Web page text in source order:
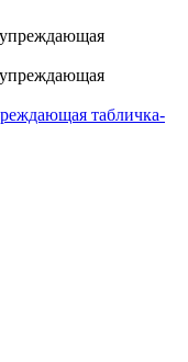
табличка-